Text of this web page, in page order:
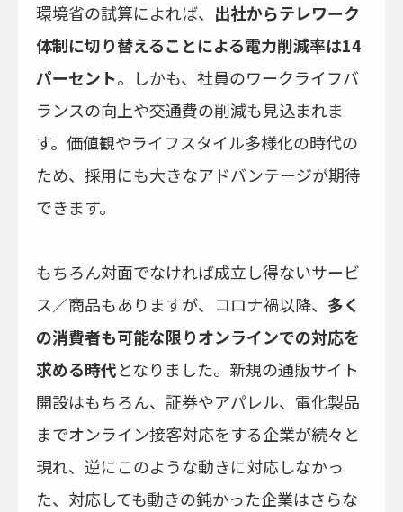
環境省の試算によれば、 出社からテレワーク
体制に切り替えることによる電力削減率は14
パーセント。しかも、社員のワークライフバ
ランスの向上や交通費の削減も見込まれま
す。価値観やライフスタイル多様化の時代の
ため、採用にも大きなアドバンテージが期待
できます。
もちろん対面でなければ成立し得ないサービ
ス／商品もありますが、コロナ禍以降、 多く
の消費者も可能な限りオンラインでの対応を
求める時代となりました。新規の通販サイト
開設はもちろん、証券やアパレル、電化製品
までオンライン接客対応をする企業が続々と
現れ、逆にこのような動きに対応しなかっ
た、対応しても動きの鈍かった企業はさらな